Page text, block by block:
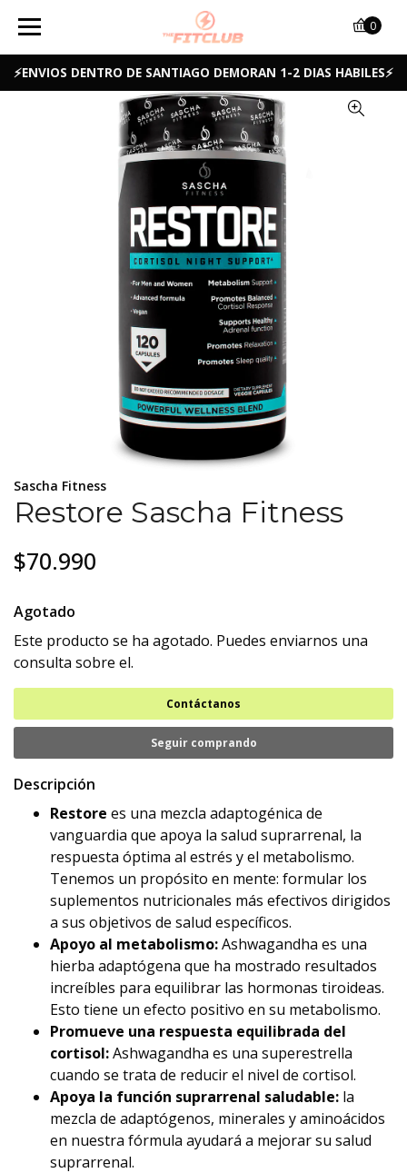
⚡ENVIOS DENTRO DE SANTIAGO DEMORAN 1-2 DIAS HABILES⚡
0
Sascha Fitness
Restore Sascha Fitness
$70.990
Agotado
Este producto se ha agotado. Puedes enviarnos una
consulta sobre el.
Contáctanos
Seguir comprando
Descripción
Restore es una mezcla adaptogénica de
vanguardia que apoya la salud suprarrenal, la
respuesta óptima al estrés y el metabolismo.
Tenemos un propósito en mente: formular los
suplementos nutricionales más efectivos dirigidos
a sus objetivos de salud específicos.
Apoyo al metabolismo:Ashwagandha es una
hierba adaptógena que ha mostrado resultados
increíbles para equilibrar las hormonas tiroideas.
Esto tiene un efecto positivo en su metabolismo.
Promueve una respuesta equilibrada del
cortisol:Ashwagandha es una superestrella
cuando se trata de reducir el nivel de cortisol.
Apoya la función suprarrenal saludable: la
mezcla de adaptógenos, minerales y aminoácidos
en nuestra fórmula ayudará a mejorar su salud
suprarrenal.